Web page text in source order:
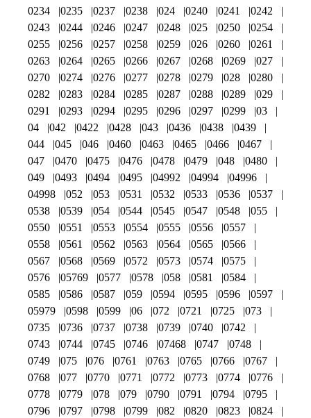
0234
0235 0237 0238 024 0240 0241
0242
0243
0244 0246 0247 0248 025 0250
0254
0255
0256 0257 0258 0259 026 0260
0261
0263
0264 0265 0266 0267 0268 0269
027
0270
0274 0276 0277 0278 0279 028
0280
0282
0283 0284 0285 0287 0288 0289
029
0291
0293 0294 0295 0296 0297 0299
03
04
042 0422 0428 043 0436 0438
0439
044
045 046 0460 0463 0465 0466
0467
047
0470 0475 0476 0478 0479 048
0480
049
0493 0494 0495 04992 04994
04996
04998
052 053 0531 0532 0533 0536
0537
0538
0539 054 0544 0545 0547 0548
055
0550
0551 0553 0554 0555 0556
0557
0558
0561 0562 0563 0564 0565
0566
0567
0568 0569 0572 0573 0574
0575
0576
05769 0577 0578 058 0581
0584
0585
0586 0587 059 0594 0595 0596
0597
05979
0598 0599 06 072 0721 0725
073
0735
0736 0737 0738 0739 0740
0742
0743
0744 0745 0746 07468 0747
0748
0749
075 076 0761 0763 0765 0766
0767
0768
077 0770 0771 0772 0773 0774
0776
0778
0779 078 079 0790 0791 0794
0795
0796
0797 0798 0799 082 0820 0823
0824